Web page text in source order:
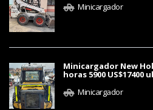
Minicargador
Minicargador New
horas 5900 US$17400
Minicargador